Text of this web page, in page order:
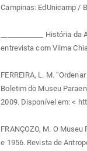
Campinas: EdUnicamp /
____________ História
entrevista com Vilma
FERREIRA, L. M.
Boletim do Museu
2009. Disponível em: <
FRANÇOZO, M. O
e 1956. Revista de